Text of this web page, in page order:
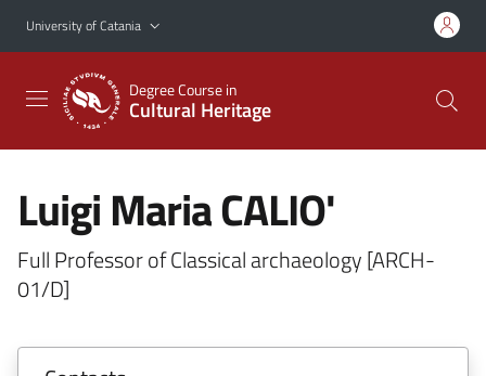
Go to main content
Go to navigation menu
University of Catania
Degree Course in
Cultural Heritage
Luigi Maria CALIO'
Full Professor of Classical archaeology [ARCH-
01/D]